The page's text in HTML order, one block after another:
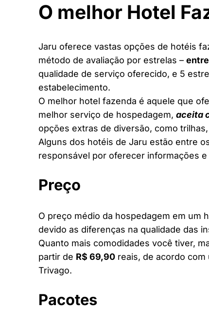
O melhor Hotel
Jaru oferece vastas opções de hotéis
método de avaliação por estrelas –
qualidade de serviço oferecido, e 5
estabelecimento.
O melhor hotel fazenda é aquele que
melhor serviço de hospedagem, aceita
opções extras de diversão, como
Alguns dos hotéis de Jaru estão entre
responsável por oferecer informações
Preço
O preço médio da hospedagem em um
devido as diferenças na qualidade das
Quanto mais comodidades você tiver,
partir de R$ 69,90 reais, de acordo
Trivago.
Pacotes